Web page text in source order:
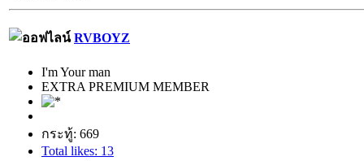
RVBOYZ
I'm Your man
EXTRA PREMIUM MEMBER
กระทู้: 669
Total likes: 13